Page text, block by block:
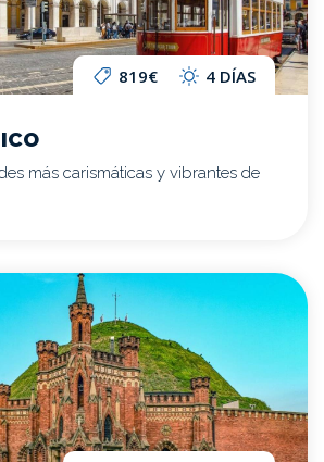
819€ 4 DÍAS
más carismáticas y vibrantes de